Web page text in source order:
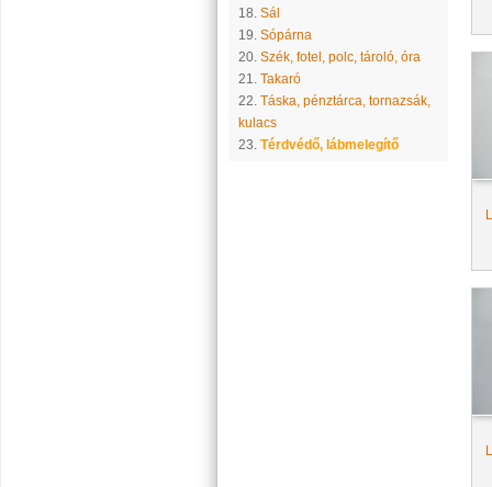
18. Sál
19. Sópárna
20. Szék, fotel, polc, tároló, óra
21. Takaró
22. Táska, pénztárca, tornazsák,
kulacs
23. Térdvédő, lábmelegítő